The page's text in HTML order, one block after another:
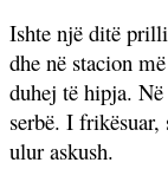
Ishte një ditë
dhe në stacion
duhej të hipja.
serbë. I
ulur askush.